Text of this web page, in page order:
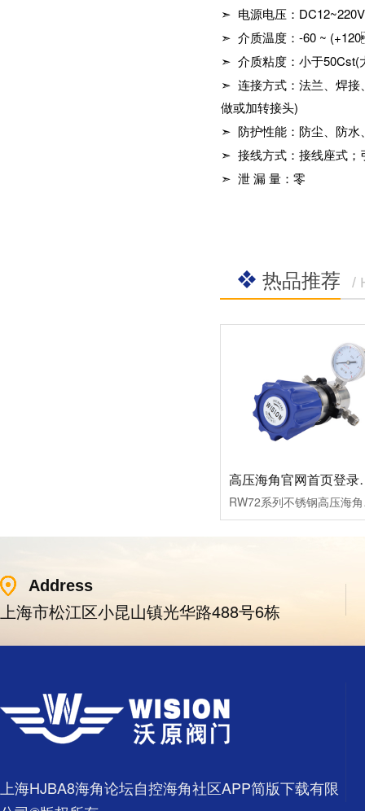
➣ 电源电压：
➣ 介质温度：-60 ~
➣ 介质粘度：小于50Cst(
➣ 连接方式：法兰、焊接
做或加转接头)
➣ 防护性能：防尘、防水
➣ 接线方式：接线座式
➣ 泄 漏 量：零
热品推荐 /
高压海
RW72系列不
Address
上海市松江区小昆山镇光华路488号6栋
上海HJBA8海角论坛自控海角社区APP简版下载有限